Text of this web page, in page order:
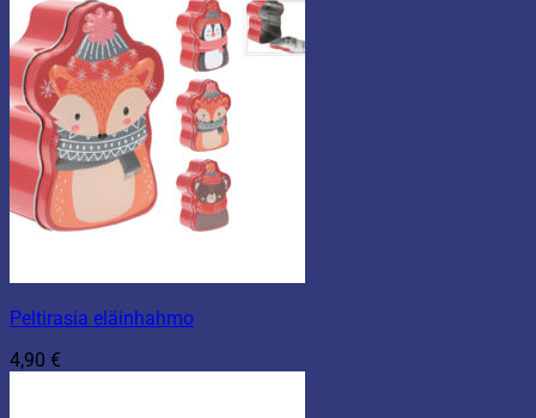
Peltirasia eläinhahmo
4,90 €